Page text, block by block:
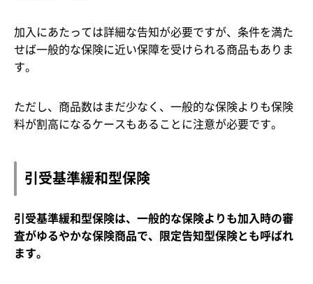
加入にあたっては詳細な告知が必要ですが、条件を満た
せば一般的な保険に近い保障を受けられる商品もありま
す。
ただし、商品数はまだ少なく、一般的な保険よりも保険
料が割高になるケースもあることに注意が必要です。
引受基準緩和型保険
引受基準緩和型保険は、一般的な保険よりも加入時の審
査がゆるやかな保険商品で、限定告知型保険とも呼ばれ
ます。